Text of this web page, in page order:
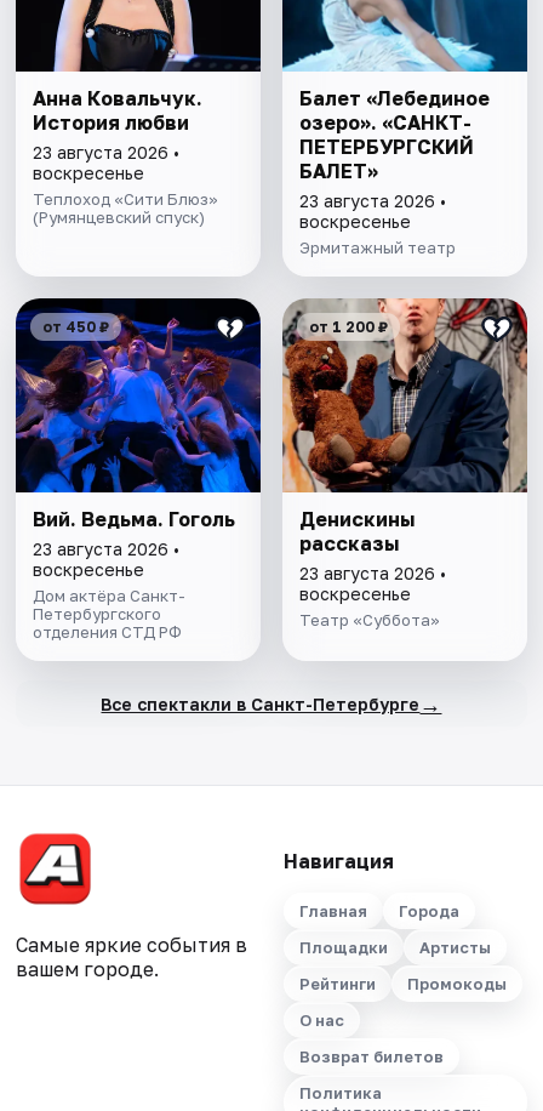
Анна Ковальчук.
История любви
23 августа 2026 •
воскресенье
Теплоход «Сити Блюз»
(Румянцевский спуск)
Балет «Лебединое
озеро». «САНКТ-
ПЕТЕРБУРГСКИЙ
БАЛЕТ»
23 августа 2026 •
воскресенье
Эрмитажный театр
от 450 ₽
Вий. Ведьма. Гоголь
23 августа 2026 •
воскресенье
Дом актёра Санкт-
Петербургского
отделения СТД РФ
от 1 200 ₽
Денискины
рассказы
23 августа 2026 •
воскресенье
Театр «Суббота»
Все спектакли в Санкт-Петербурге →
Самые яркие события в
вашем городе.
Навигация
Главная
Города
Площадки
Артисты
Рейтинги
Промокоды
О нас
Возврат билетов
Политика